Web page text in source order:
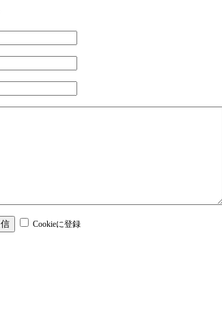
Cookieに登録